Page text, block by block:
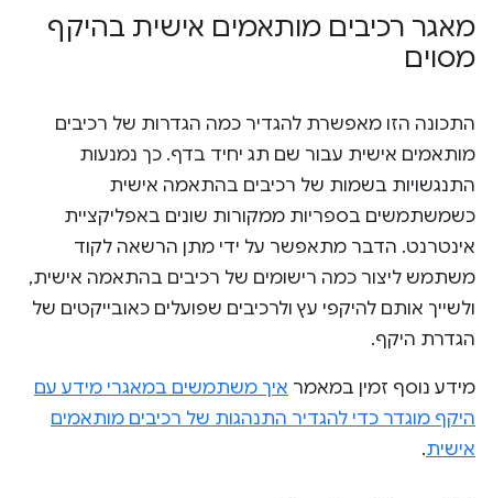
מאגר רכיבים מותאמים אישית בהיקף
מסוים
התכונה הזו מאפשרת להגדיר כמה הגדרות של רכיבים
מותאמים אישית עבור שם תג יחיד בדף. כך נמנעות
התנגשויות בשמות של רכיבים בהתאמה אישית
כשמשתמשים בספריות ממקורות שונים באפליקציית
אינטרנט. הדבר מתאפשר על ידי מתן הרשאה לקוד
משתמש ליצור כמה רישומים של רכיבים בהתאמה אישית,
ולשייך אותם להיקפי עץ ולרכיבים שפועלים כאובייקטים של
הגדרת היקף.
מידע נוסף זמין במאמר איך משתמשים במאגרי מידע עם
היקף מוגדר כדי להגדיר התנהגות של רכיבים מותאמים
אישית.